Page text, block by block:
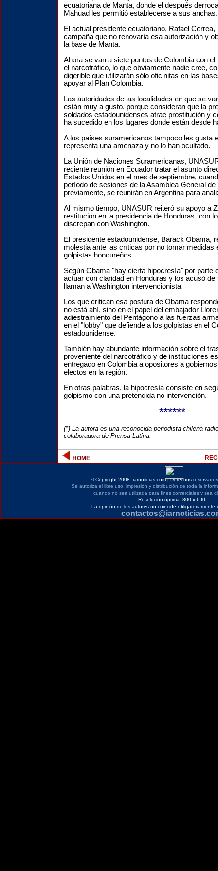
ecuatoriana de Manta, donde el después
Mahuad les permitió establecerse a sus anchas.
El actual presidente ecuatoriano, Rafael Correa,
campaña que no renovaría esa autorización y
la base de Manta.
Ahora se van a siete puntos de Colombia con el
el narcotráfico, lo que obviamente nadie cree,
digerible que utilizarán sólo oficinitas en las
apoyar al Plan Colombia.
Las autoridades de las localidades en que se
están muy a gusto, porque consideran que la
soldados estadounidenses atrae prostitución y
ha sucedido en los lugares donde están desde
A los países suramericanos tampoco les gusta
representa una amenaza y no lo han ocultado.
La Unión de Naciones Suramericanas,
reciente reunión en Ecuador tratar el asunto
Estados Unidos en el mes de septiembre,
período de sesiones de la Asamblea General de
previamente, se reunirán en Argentina para
Al mismo tiempo, UNASUR reiteró su apoyo a
restitución en la presidencia de Honduras, con
discrepan con Washington.
El presidente estadounidense, Barack Obama,
molestia ante las críticas por no tomar medidas
golpistas hondureños.
Según Obama "hay cierta hipocresía" por parte
actuar con claridad en Honduras y los acusó
llaman a Washington intervencionista.
Los que critican esa postura de Obama
no está ahí, sino en el papel del embajador
adiestramiento del Pentágono a las fuerzas
en el "lobby" que defiende a los golpistas en el
estadounidense.
También hay abundante información sobre el
proveniente del narcotráfico y de instituciones
entregado en Colombia a opositores a
electos en la región.
En otras palabras, la hipocresía consiste en
golpismo con una pretendida no intervención.
******
(*) La autora es una reconocida periodista chilena
colaboradora de Prensa Latina.
HOME
© Copyright 2008 iarnoticias.com | Derechos
Se autoriza el libre uso, impresión y distribución de toda la
cuando no sea utilizada para fines comerciales y sea
Resolución óptima: 800 x 600
La opinión de los autores no coincide obligatoriamente